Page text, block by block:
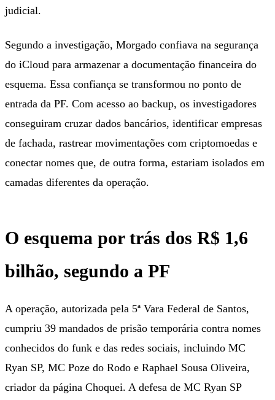
judicial.
Segundo a investigação, Morgado confiava na segurança
do iCloud para armazenar a documentação financeira do
esquema. Essa confiança se transformou no ponto de
entrada da PF. Com acesso ao backup, os investigadores
conseguiram cruzar dados bancários, identificar empresas
de fachada, rastrear movimentações com criptomoedas e
conectar nomes que, de outra forma, estariam isolados em
camadas diferentes da operação.
O esquema por trás dos R$ 1,6
bilhão, segundo a PF
A operação, autorizada pela 5ª Vara Federal de Santos,
cumpriu 39 mandados de prisão temporária contra nomes
conhecidos do funk e das redes sociais, incluindo MC
Ryan SP, MC Poze do Rodo e Raphael Sousa Oliveira,
criador da página Choquei. A defesa de MC Ryan SP